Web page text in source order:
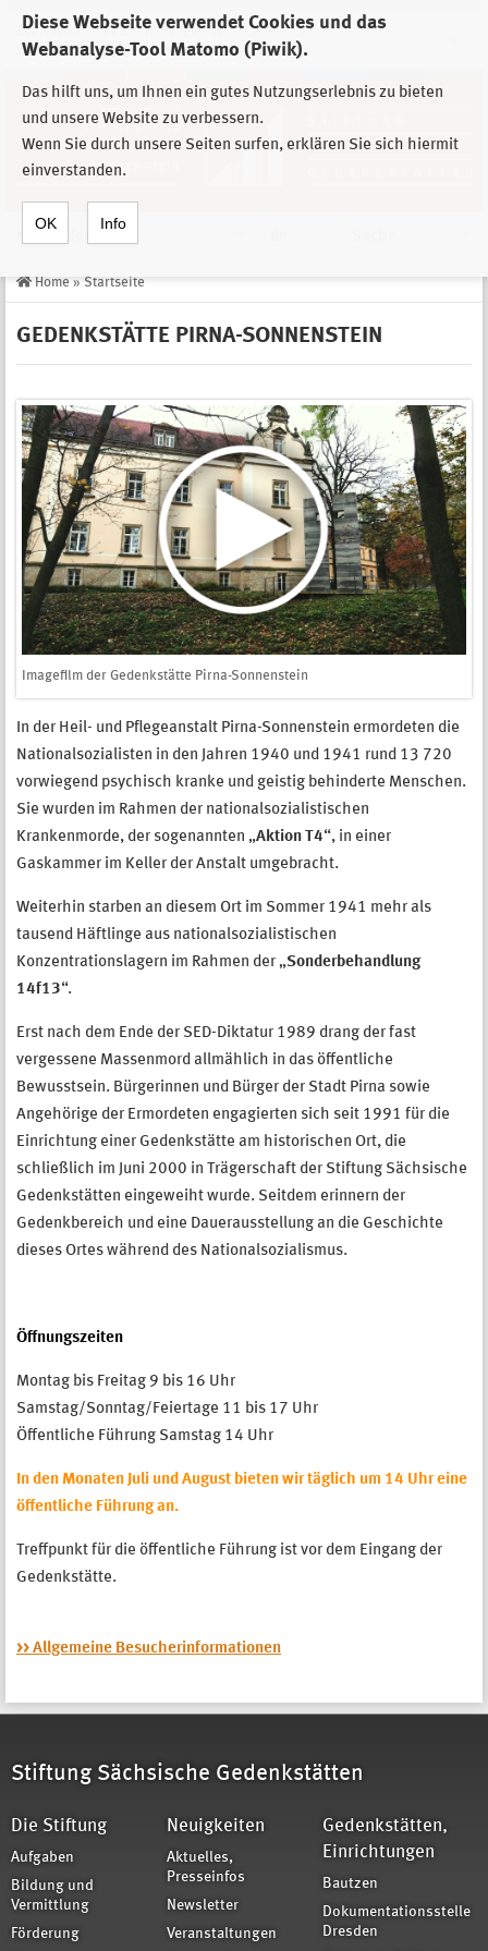
Diese Webseite verwendet Cookies und das
Webanalyse-Tool Matomo (Piwik).
Das hilft uns, um Ihnen ein gutes Nutzungserlebnis zu bieten
und unsere Website zu verbessern.
Wenn Sie durch unsere Seiten surfen, erklären Sie sich hiermit
einverstanden.
OK Info
Zur Auswahl der Einrichtungen der
Stiftung Sächsische Gedenkstätten
Home » Startseite
GEDENKSTÄTTE PIRNA-SONNENSTEIN
Imagefilm der Gedenkstätte Pirna-Sonnenstein
In der Heil- und Pflegeanstalt Pirna-Sonnenstein ermordeten die
Nationalsozialisten in den Jahren 1940 und 1941 rund 13 720
vorwiegend psychisch kranke und geistig behinderte Menschen.
Sie wurden im Rahmen der nationalsozialistischen
Krankenmorde, der sogenannten „Aktion T4“, in einer
Gaskammer im Keller der Anstalt umgebracht.
Weiterhin starben an diesem Ort im Sommer 1941 mehr als
tausend Häftlinge aus nationalsozialistischen
Konzentrationslagern im Rahmen der „Sonderbehandlung
14f13“.
Erst nach dem Ende der SED-Diktatur 1989 drang der fast
vergessene Massenmord allmählich in das öffentliche
Bewusstsein. Bürgerinnen und Bürger der Stadt Pirna sowie
Angehörige der Ermordeten engagierten sich seit 1991 für die
Einrichtung einer Gedenkstätte am historischen Ort, die
schließlich im Juni 2000 in Trägerschaft der Stiftung Sächsische
Gedenkstätten eingeweiht wurde. Seitdem erinnern der
Gedenkbereich und eine Dauerausstellung an die Geschichte
dieses Ortes während des Nationalsozialismus.
Öffnungszeiten
Montag bis Freitag 9 bis 16 Uhr
Samstag/Sonntag/Feiertage 11 bis 17 Uhr
Öffentliche Führung Samstag 14 Uhr
In den Monaten Juli und August bieten wir täglich um 14 Uhr eine
öffentliche Führung an.
Treffpunkt für die öffentliche Führung ist vor dem Eingang der
Gedenkstätte.
>> Allgemeine Besucherinformationen
Stiftung Sächsische Gedenkstätten
Die Stiftung
Aufgaben
Bildung und
Vermittlung
Förderung
Neuigkeiten
Aktuelles,
Presseinfos
Newsletter
Veranstaltungen
Gedenkstätten,
Einrichtungen
Bautzen
Dokumentationsstelle
Dresden